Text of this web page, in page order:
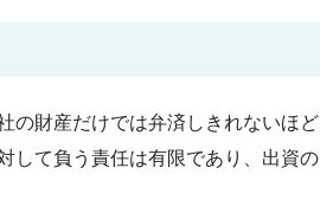
の財産だけでは弁済しきれないほど
して負う責任は有限であり、出資の